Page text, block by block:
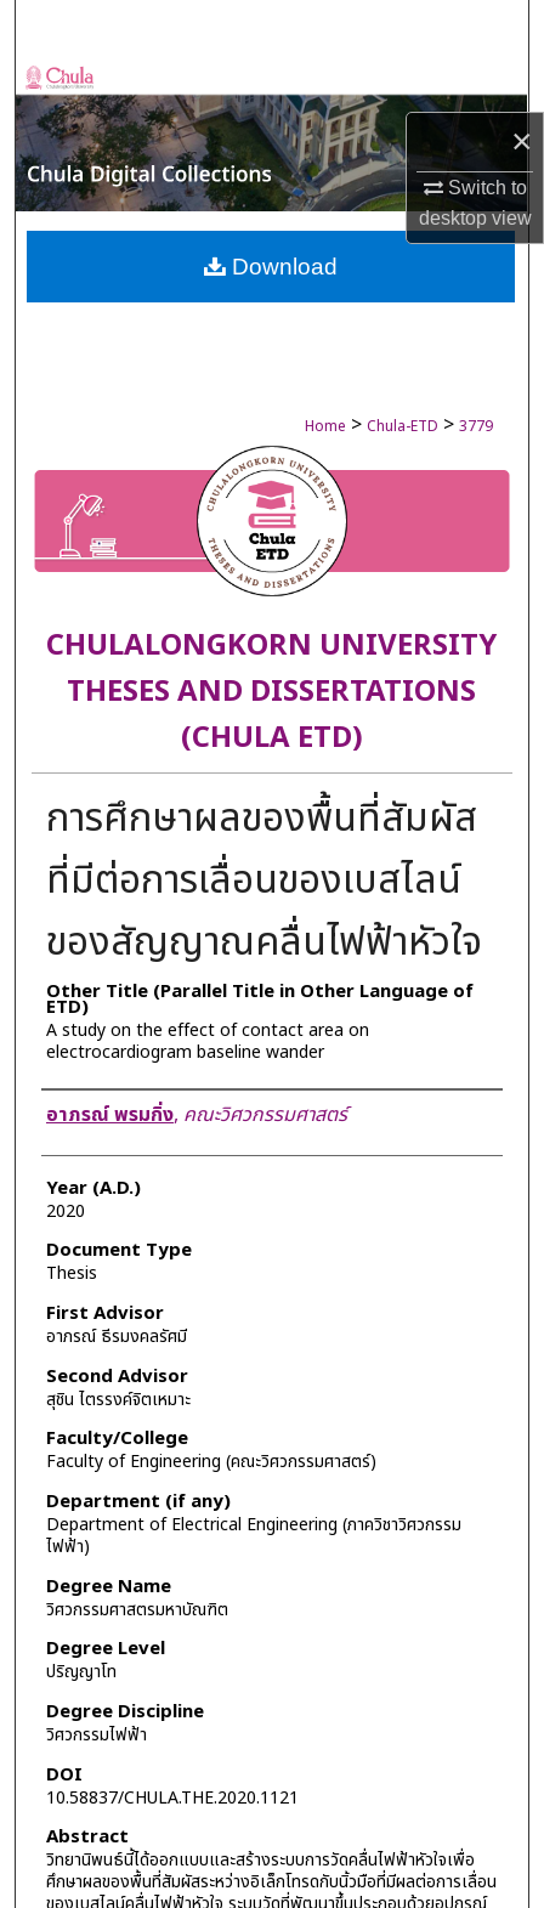
×
Switch to
desktopview
Browse Collections
My Account
About
Digital Commons Network™
Home > Chula-ETD > 3779
CHULALONGKORN UNIVERSITY
THESES AND DISSERTATIONS
(CHULA ETD)
การศึกษาผลของพื้นที่สัมผัส
ที่มีต่อการเลื่อนของเบสไลน์
ของสัญญาณคลื่นไฟฟ้าหัวใจ
Other Title (Parallel Title in Other Language of
ETD)
A study on the effect of contact area on
electrocardiogram baseline wander
Author
อาภรณ์ พรมกิ่ง, คณะวิศวกรรมศาสตร์
Year (A.D.)
2020
Document Type
Thesis
First Advisor
อาภรณ์ ธีรมงคลรัศมี
Second Advisor
สุชิน ไตรรงค์จิตเหมาะ
Faculty/College
Faculty of Engineering (คณะวิศวกรรมศาสตร์)
Department (if any)
Department of Electrical Engineering (ภาควิชาวิศวกรรม
ไฟฟ้า)
Degree Name
วิศวกรรมศาสตรมหาบัณฑิต
Degree Level
ปริญญาโท
Degree Discipline
วิศวกรรมไฟฟ้า
DOI
10.58837/CHULA.THE.2020.1121
Abstract
วิทยานิพนธ์นี้ได้ออกแบบและสร้างระบบการวัดคลื่นไฟฟ้าหัวใจเพื่อ
ศึกษาผลของพื้นที่สัมผัสระหว่างอิเล็กโทรดกับนิ้วมือที่มีผลต่อการเลื่อน
Download